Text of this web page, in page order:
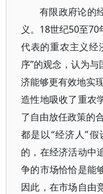
有限政府论的
义。18世纪50至
代表的重农主义经
序”的观念，认为
济能够更有效地实
造性地吸收了重农
了自由放任政策的
都是以“经济人”
的，在经济活动中
争的市场恰恰是能
因此，在市场自由